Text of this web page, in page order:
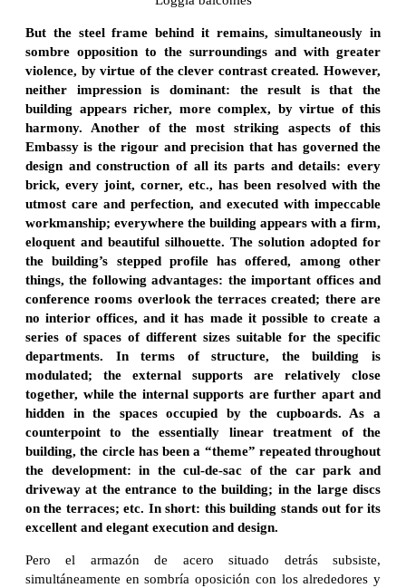
But the steel frame behind it remains, simultaneously in
sombre opposition to the surroundings and with greater
violence, by virtue of the clever contrast created. However,
neither impression is dominant: the result is that the
building appears richer, more complex, by virtue of this
harmony. Another of the most striking aspects of this
Embassy is the rigour and precision that has governed the
design and construction of all its parts and details: every
brick, every joint, corner, etc., has been resolved with the
utmost care and perfection, and executed with impeccable
workmanship; everywhere the building appears with a firm,
eloquent and beautiful silhouette. The solution adopted for
the building’s stepped profile has offered, among other
things, the following advantages: the important offices and
conference rooms overlook the terraces created; there are
no interior offices, and it has made it possible to create a
series of spaces of different sizes suitable for the specific
departments. In terms of structure, the building is
modulated; the external supports are relatively close
together, while the internal supports are further apart and
hidden in the spaces occupied by the cupboards. As a
counterpoint to the essentially linear treatment of the
building, the circle has been a “theme” repeated throughout
the development: in the cul-de-sac of the car park and
driveway at the entrance to the building; in the large discs
on the terraces; etc. In short: this building stands out for its
excellent and elegant execution and design.
Pero el armazón de acero situado detrás subsiste,
simultáneamente en sombría oposición con los alrededores y